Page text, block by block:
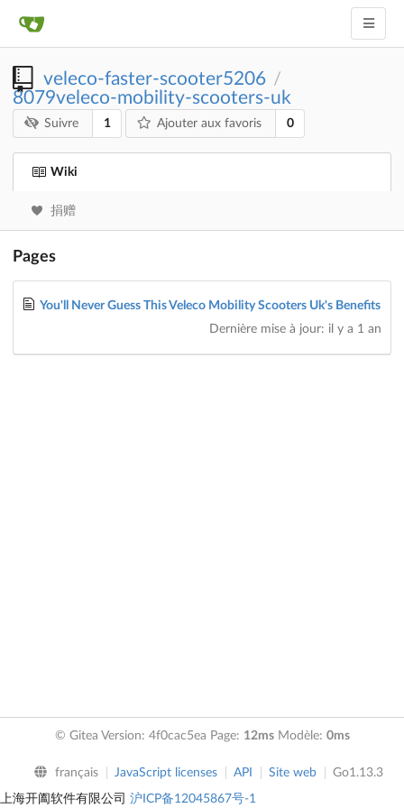
veleco-faster-scooter5206 /
8079veleco-mobility-scooters-uk
Suivre 1 Ajouter aux favoris 0
Wiki
捐赠
Pages
You'll Never Guess This Veleco Mobility Scooters Uk's Benefits
Dernière mise à jour: il y a 1 an
© Gitea Version: 4f0cac5ea Page: 12msModèle: 0ms
français JavaScript licenses API Site web Go1.13.3
上海开阖软件有限公司 沪ICP备12045867号-1